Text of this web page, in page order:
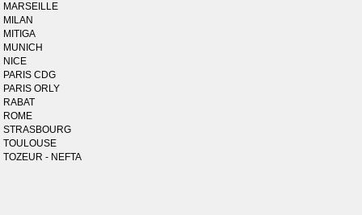
MARSEILLE
MILAN
MITIGA
MUNICH
NICE
PARIS CDG
PARIS ORLY
RABAT
ROME
STRASBOURG
TOULOUSE
TOZEUR - NEFTA